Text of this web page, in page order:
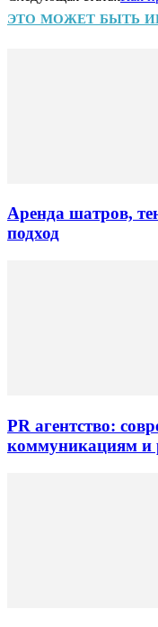
ЭТО МОЖЕТ БЫТЬ
Аренда шатров,
подход
PR агентство:
коммуникациям и